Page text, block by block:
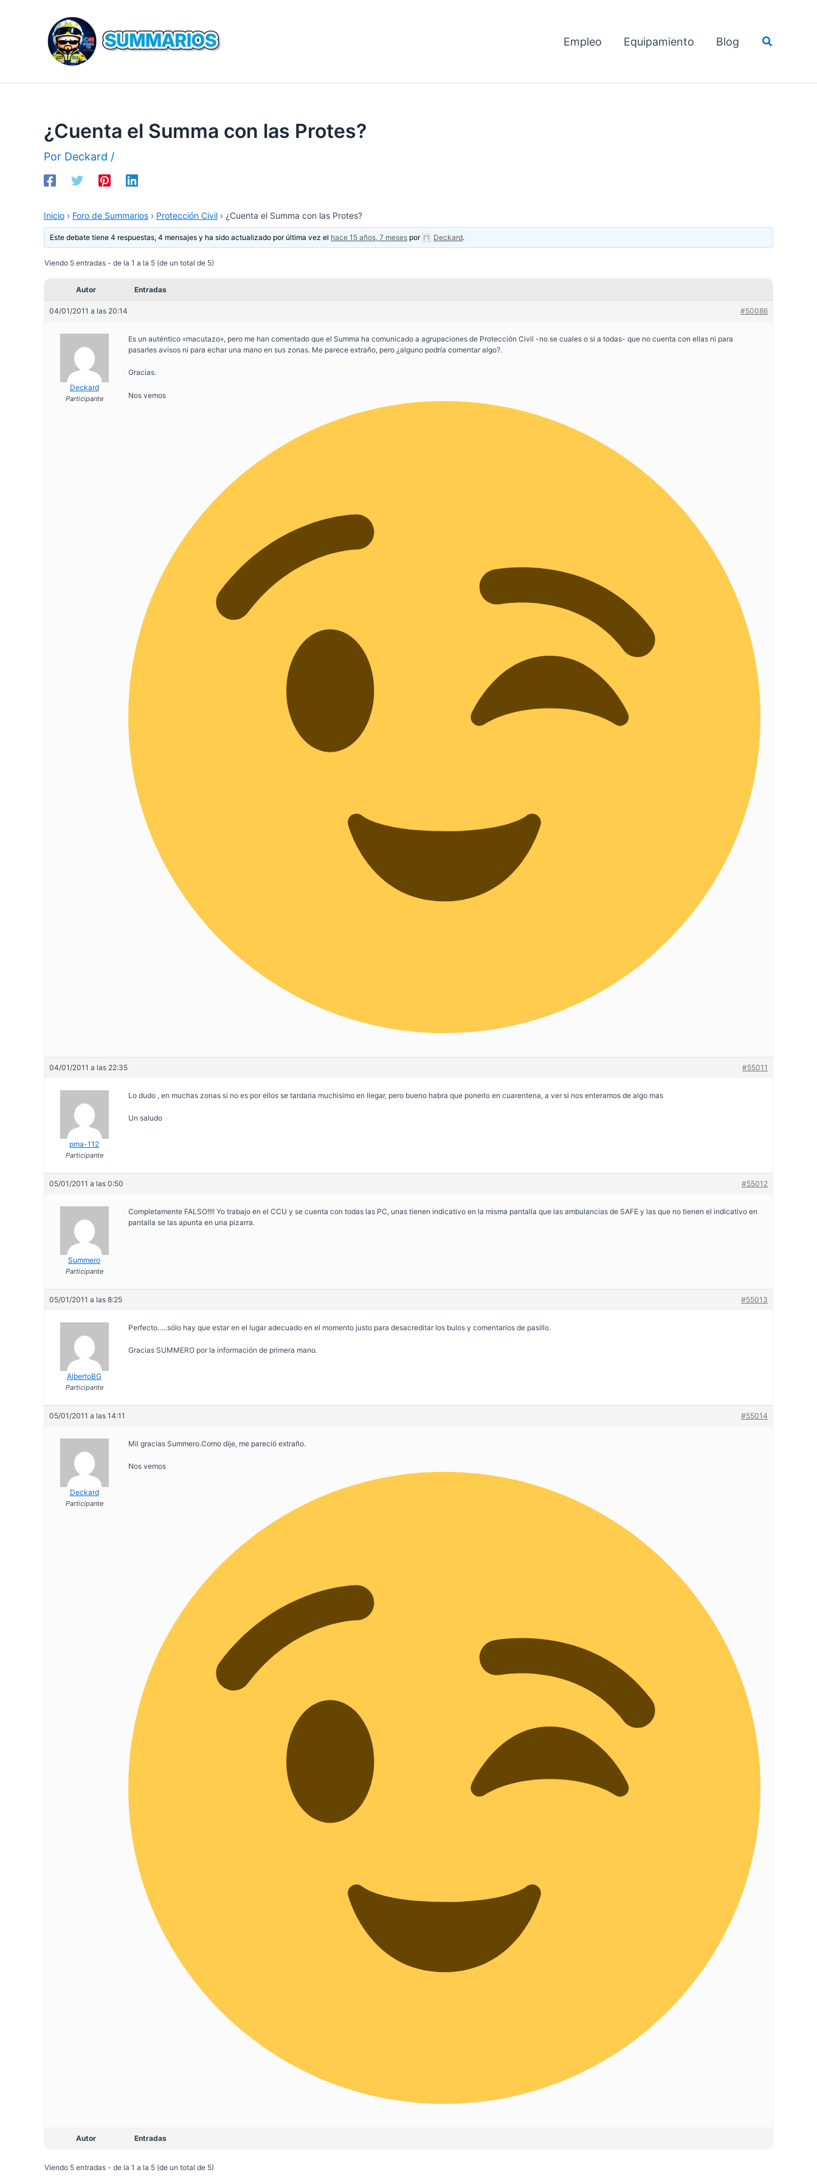
contenido
Empleo Equipamiento Blog Buscar
¿Cuenta el Summa con las Protes?
Por Deckard /
Inicio › Foro de Summarios › Protección Civil › ¿Cuenta el Summa con las Protes?
Este debate tiene 4 respuestas, 4 mensajes y ha sido actualizado por última vez el hace 15 años, 7 meses por Deckard.
Viendo 5 entradas - de la 1 a la 5 (de un total de 5)
Autor Entradas
04/01/2011 a las 20:14 #50086
Deckard
Participante
Es un auténtico «macutazo», pero me han comentado que el Summa ha comunicado a agrupaciones de Protección Civil -no se cuales o si a todas- que no cuenta con ellas ni para
pasarles avisos ni para echar una mano en sus zonas. Me parece extraño, pero ¿alguno podría comentar algo?.
Gracias.
Nos vemos
04/01/2011 a las 22:35 #55011
pma-112
Participante
Lo dudo , en muchas zonas si no es por ellos se tardaria muchisimo en llegar, pero bueno habra que ponerlo en cuarentena, a ver si nos enteramos de algo mas
Un saludo
05/01/2011 a las 0:50 #55012
Summero
Participante
Completamente FALSO!!!! Yo trabajo en el CCU y se cuenta con todas las PC, unas tienen indicativo en la misma pantalla que las ambulancias de SAFE y las que no tienen el indicativo en
pantalla se las apunta en una pizarra.
05/01/2011 a las 8:25 #55013
AlbertoBG
Participante
Perfecto…..sólo hay que estar en el lugar adecuado en el momento justo para desacreditar los bulos y comentarios de pasillo.
Gracias SUMMERO por la información de primera mano.
05/01/2011 a las 14:11 #55014
Deckard
Participante
Mil gracias Summero.Como dije, me pareció extraño.
Nos vemos
Autor Entradas
Viendo 5 entradas - de la 1 a la 5 (de un total de 5)